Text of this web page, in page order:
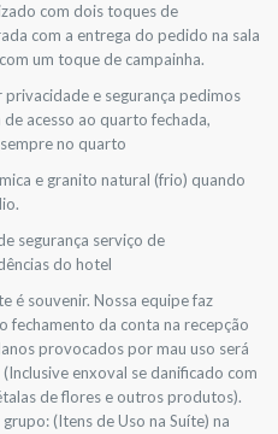
com dois toques de
com a entrega do pedido na sala
um toque de campainha.
privacidade e segurança pedimos
acesso ao quarto fechada,
no quarto
e granito natural (frio) quando
segurança serviço de
do hotel
é souvenir. Nossa equipe faz
fechamento da conta na recepção
provocados por mau uso será
enxoval se danificado com
de flores e outros produtos).
(Itens de Uso na Suíte) na